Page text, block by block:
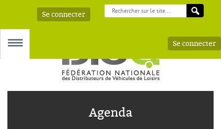
Se connecter
Se connecter
Agenda